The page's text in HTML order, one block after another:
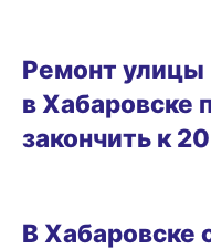
Ремонт улицы
в Хабаровске
закончить к
В Хабаровске